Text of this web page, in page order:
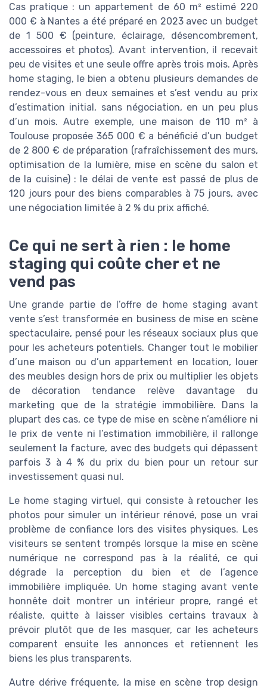
Cas pratique : un appartement de 60 m² estimé 220
000 € à Nantes a été préparé en 2023 avec un budget
de 1 500 € (peinture, éclairage, désencombrement,
accessoires et photos). Avant intervention, il recevait
peu de visites et une seule offre après trois mois. Après
home staging, le bien a obtenu plusieurs demandes de
rendez-vous en deux semaines et s’est vendu au prix
d’estimation initial, sans négociation, en un peu plus
d’un mois. Autre exemple, une maison de 110 m² à
Toulouse proposée 365 000 € a bénéficié d’un budget
de 2 800 € de préparation (rafraîchissement des murs,
optimisation de la lumière, mise en scène du salon et
de la cuisine) : le délai de vente est passé de plus de
120 jours pour des biens comparables à 75 jours, avec
une négociation limitée à 2 % du prix affiché.
Ce qui ne sert à rien : le home
staging qui coûte cher et ne
vend pas
Une grande partie de l’offre de home staging avant
vente s’est transformée en business de mise en scène
spectaculaire, pensé pour les réseaux sociaux plus que
pour les acheteurs potentiels. Changer tout le mobilier
d’une maison ou d’un appartement en location, louer
des meubles design hors de prix ou multiplier les objets
de décoration tendance relève davantage du
marketing que de la stratégie immobilière. Dans la
plupart des cas, ce type de mise en scène n’améliore ni
le prix de vente ni l’estimation immobilière, il rallonge
seulement la facture, avec des budgets qui dépassent
parfois 3 à 4 % du prix du bien pour un retour sur
investissement quasi nul.
Le home staging virtuel, qui consiste à retoucher les
photos pour simuler un intérieur rénové, pose un vrai
problème de confiance lors des visites physiques. Les
visiteurs se sentent trompés lorsque la mise en scène
numérique ne correspond pas à la réalité, ce qui
dégrade la perception du bien et de l’agence
immobilière impliquée. Un home staging avant vente
honnête doit montrer un intérieur propre, rangé et
réaliste, quitte à laisser visibles certains travaux à
prévoir plutôt que de les masquer, car les acheteurs
comparent ensuite les annonces et retiennent les
biens les plus transparents.
Autre dérive fréquente, la mise en scène trop design